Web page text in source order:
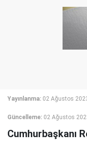
Yayınlanma: 02 Ağustos
Güncelleme: 02 Ağustos
Cumhurbaşkanı